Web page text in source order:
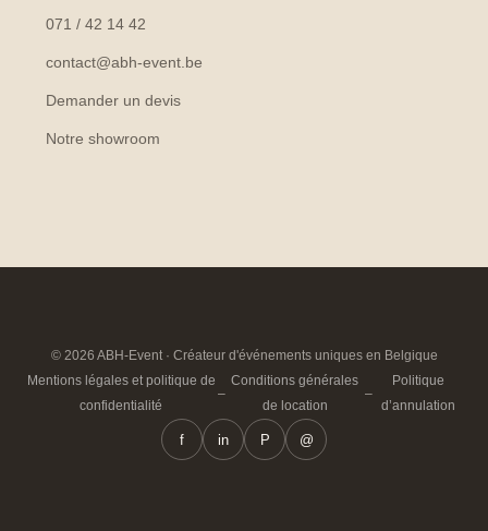
071 / 42 14 42
contact@abh-event.be
Demander un devis
Notre showroom
© 2026 ABH-Event · Créateur d'événements uniques en Belgique
Mentions légales et politique de
confidentialité
–
Conditions générales
de location
–
Politique
d’annulation
f in P @